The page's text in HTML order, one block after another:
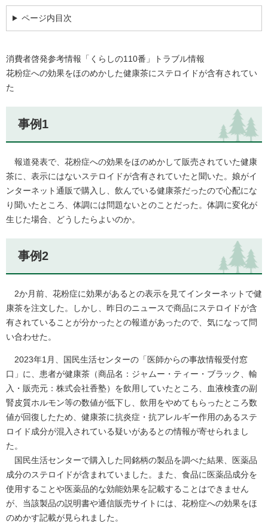
ページ内目次
消費者啓発参考情報「くらしの110番」トラブル情報
花粉症への効果をほのめかした健康茶にステロイドが含有されてい
た
事例1
報道発表で、花粉症への効果をほのめかして販売されていた健康
茶に、表示にはないステロイドが含有されていたと聞いた。娘がイ
ンターネット通販で購入し、飲んでいる健康茶だったので心配にな
り聞いたところ、体調には問題ないとのことだった。体調に変化が
生じた場合、どうしたらよいのか。
事例2
2か月前、花粉症に効果があるとの表示を見てインターネットで健
康茶を注文した。しかし、昨日のニュースで商品にステロイドが含
有されていることが分かったとの報道があったので、気になって問
い合わせた。
2023年1月、国民生活センターの「医師からの事故情報受付窓
口」に、患者が健康茶（商品名：ジャムー・ティー・ブラック、輸
入・販売元：株式会社香塾）を飲用していたところ、血液検査の副
腎皮質ホルモン等の数値が低下し、飲用をやめてもらったところ数
値が回復したため、健康茶に抗炎症・抗アレルギー作用のあるステ
ロイド成分が混入されている疑いがあるとの情報が寄せられまし
た。
国民生活センターで購入した同銘柄の製品を調べた結果、医薬品
成分のステロイドが含まれていました。また、食品に医薬品成分を
使用することや医薬品的な効能効果を記載することはできません
が、当該製品の説明書や通信販売サイトには、花粉症への効果をほ
のめかす記載が見られました。